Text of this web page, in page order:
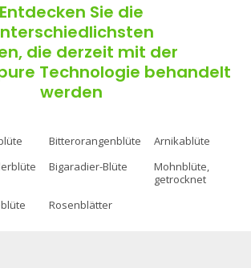
Entdecken Sie die
die derzeit mit der
Technologie behandelt
werden
Bitterorangenblüte
Arnikablüte
Bigaradier-Blüte
Mohnblüte,
getrocknet
Rosenblätter